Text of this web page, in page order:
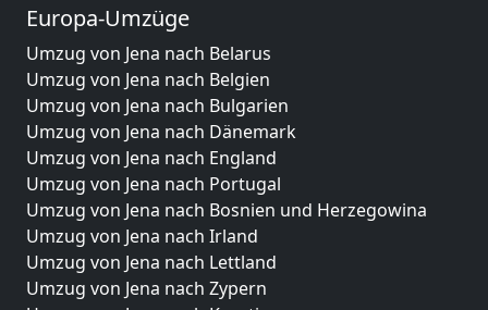
Europa-Umzüge
Umzug von Jena nach Belarus
Umzug von Jena nach Belgien
Umzug von Jena nach Bulgarien
Umzug von Jena nach Dänemark
Umzug von Jena nach England
Umzug von Jena nach Portugal
Umzug von Jena nach Bosnien und Herzegowina
Umzug von Jena nach Irland
Umzug von Jena nach Lettland
Umzug von Jena nach Zypern